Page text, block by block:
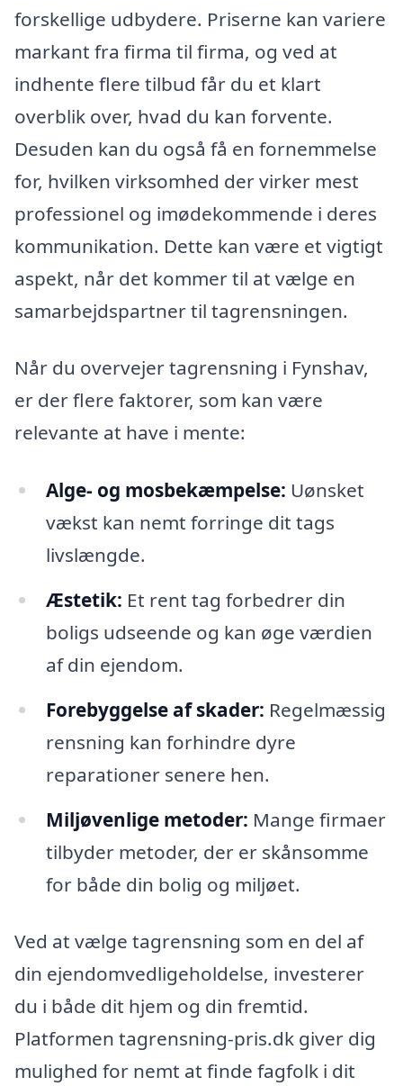
forskellige udbydere. Priserne kan variere
markant fra firma til firma, og ved at
indhente flere tilbud får du et klart
overblik over, hvad du kan forvente.
Desuden kan du også få en fornemmelse
for, hvilken virksomhed der virker mest
professionel og imødekommende i deres
kommunikation. Dette kan være et vigtigt
aspekt, når det kommer til at vælge en
samarbejdspartner til tagrensningen.
Når du overvejer tagrensning i Fynshav,
er der flere faktorer, som kan være
relevante at have i mente:
Alge- og mosbekæmpelse: Uønsket
vækst kan nemt forringe dit tags
livslængde.
Æstetik: Et rent tag forbedrer din
boligs udseende og kan øge værdien
af din ejendom.
Forebyggelse af skader: Regelmæssig
rensning kan forhindre dyre
reparationer senere hen.
Miljøvenlige metoder: Mange firmaer
tilbyder metoder, der er skånsomme
for både din bolig og miljøet.
Ved at vælge tagrensning som en del af
din ejendomvedligeholdelse, investerer
du i både dit hjem og din fremtid.
Platformen tagrensning-pris.dk giver dig
mulighed for nemt at finde fagfolk i dit